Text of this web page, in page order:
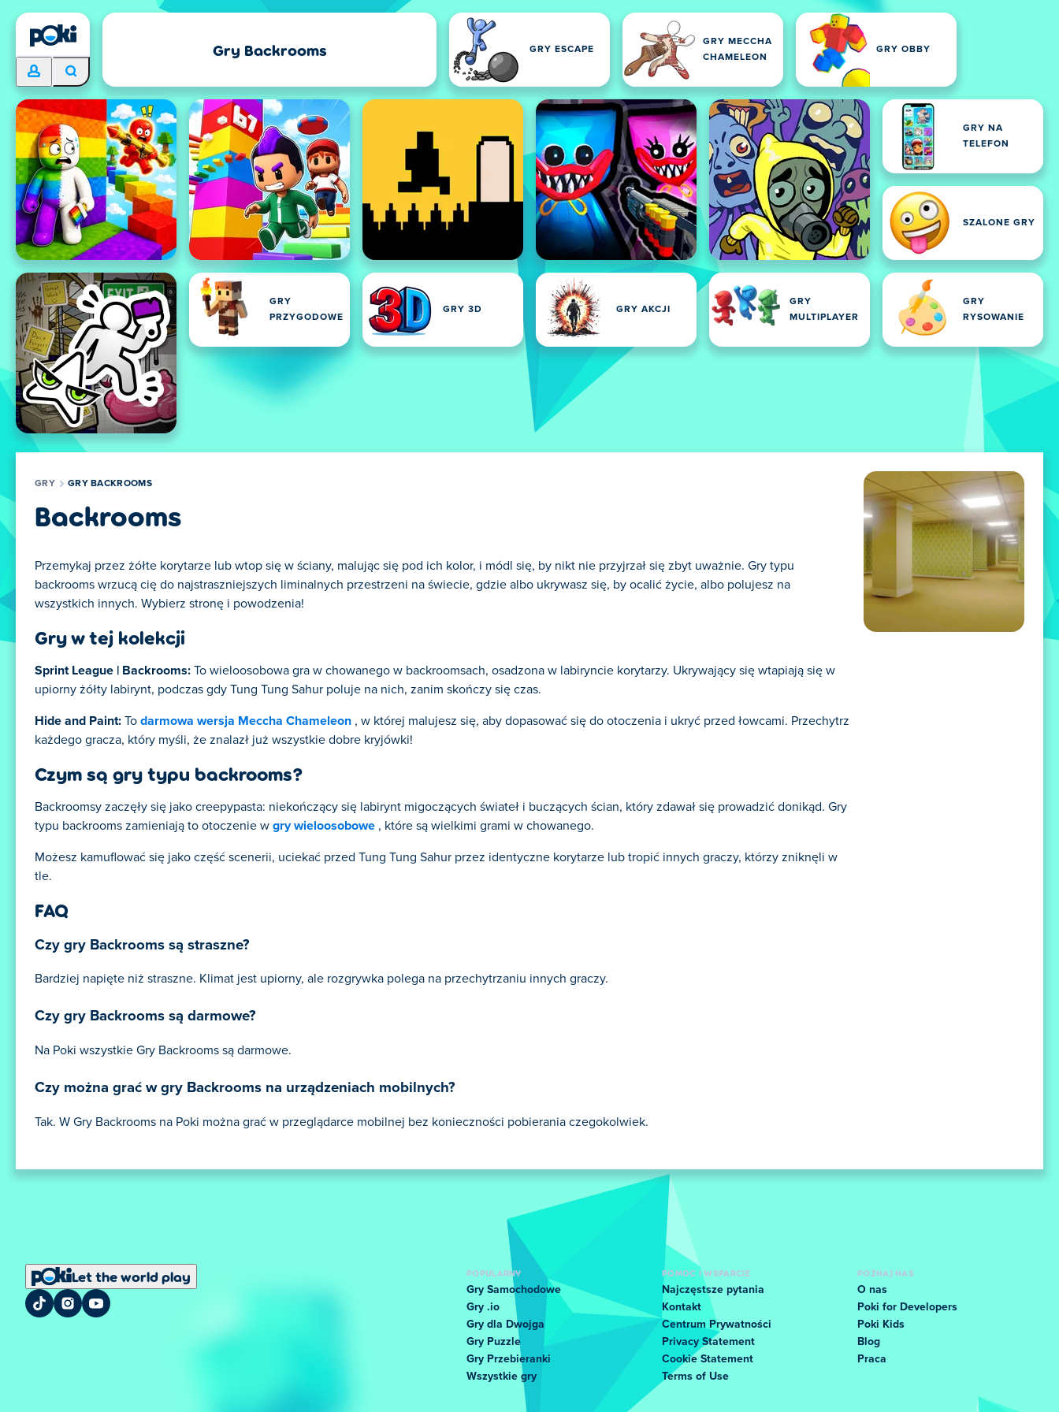
Gry Backrooms GRY ESCAPE
GRY MECCHA
CHAMELEON
GRY OBBY
GRY NA
TELEFON
SZALONE GRY
GRY
PRZYGODOWE
GRY 3D GRY AKCJI
GRY
MULTIPLAYER
GRY
RYSOWANIE
GRY GRY BACKROOMS
Backrooms
Przemykaj przez żółte korytarze lub wtop się w ściany, malując się pod ich kolor, i módl się, by nikt nie przyjrzał się zbyt uważnie. Gry typu
backrooms wrzucą cię do najstraszniejszych liminalnych przestrzeni na świecie, gdzie albo ukrywasz się, by ocalić życie, albo polujesz na
wszystkich innych. Wybierz stronę i powodzenia!
Gry w tej kolekcji
Sprint League | Backrooms: To wieloosobowa gra w chowanego w backroomsach, osadzona w labiryncie korytarzy. Ukrywający się wtapiają się w
upiorny żółty labirynt, podczas gdy Tung Tung Sahur poluje na nich, zanim skończy się czas.
Hide and Paint: To darmowa wersja Meccha Chameleon , w której malujesz się, aby dopasować się do otoczenia i ukryć przed łowcami. Przechytrz
każdego gracza, który myśli, że znalazł już wszystkie dobre kryjówki!
Czym są gry typu backrooms?
Backroomsy zaczęły się jako creepypasta: niekończący się labirynt migoczących świateł i buczących ścian, który zdawał się prowadzić donikąd. Gry
typu backrooms zamieniają to otoczenie w gry wieloosobowe , które są wielkimi grami w chowanego.
Możesz kamuflować się jako część scenerii, uciekać przed Tung Tung Sahur przez identyczne korytarze lub tropić innych graczy, którzy zniknęli w
tle.
FAQ
Czy gry Backrooms są straszne?
Bardziej napięte niż straszne. Klimat jest upiorny, ale rozgrywka polega na przechytrzaniu innych graczy.
Czy gry Backrooms są darmowe?
Na Poki wszystkie Gry Backrooms są darmowe.
Czy można grać w gry Backrooms na urządzeniach mobilnych?
Tak. W Gry Backrooms na Poki można grać w przeglądarce mobilnej bez konieczności pobierania czegokolwiek.
Let the world play
POPULARNY
Gry Samochodowe
Gry .io
Gry dla Dwojga
Gry Puzzle
Gry Przebieranki
Wszystkie gry
POMOC I WSPARCIE
Najczęstsze pytania
Kontakt
Centrum Prywatności
Privacy Statement
Cookie Statement
Terms of Use
POZNAJ NAS
O nas
Poki for Developers
Poki Kids
Blog
Praca